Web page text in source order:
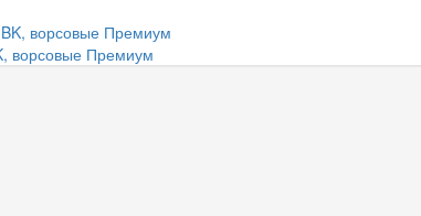
ворсовые Премиум